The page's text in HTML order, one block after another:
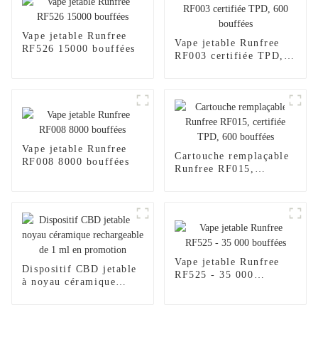
Vape jetable Runfree
RF526 15000 bouffées
Vape jetable Runfree
RF003 certifiée TPD,
Vape jetable Runfree
RF008 8000 bouffées
Cartouche remplaçable
Runfree RF015,
Dispositif CBD jetable
à noyau céramique
Vape jetable Runfree
RF525 - 35 000